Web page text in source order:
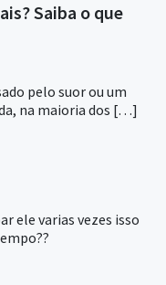
Saiba o que
pelo suor ou um
na maioria dos […]
ele varias vezes isso